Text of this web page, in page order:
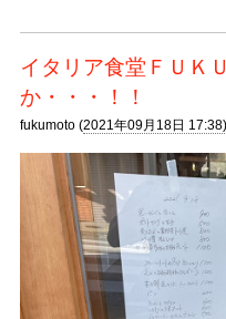
イタリア食堂ＦＵＫ
か・・・！！
fukumoto (2021年09月18日 17:38)